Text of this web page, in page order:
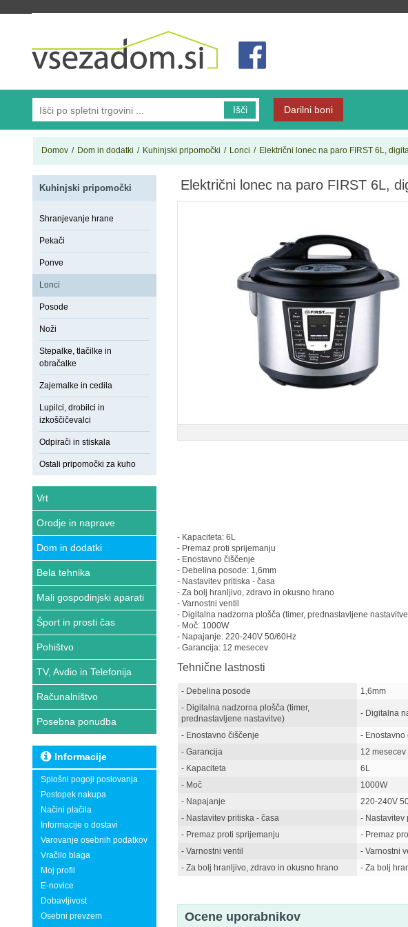
Išči Darilni boni
Domov / Dom in dodatki / Kuhinjski pripomočki / Lonci / Električni lonec na paro FIRST 6L,
Kuhinjski pripomočki
Shranjevanje hrane
Pekači
Ponve
Lonci
Posode
Noži
Stepalke, tlačilke in
obračalke
Zajemalke in cedila
Lupilci, drobilci in
izkoščičevalci
Odpirači in stiskala
Ostali pripomočki za kuho
Vrt
Orodje in naprave
Dom in dodatki
Bela tehnika
Mali gospodinjski aparati
Šport in prosti čas
Pohištvo
TV, Avdio in Telefonija
Računalništvo
Posebna ponudba
Informacije
Splošni pogoji poslovanja
Postopek nakupa
Načini plačila
Informacije o dostavi
Varovanje osebnih podatkov
Vračilo blaga
Moj profil
E-novice
Dobavljivost
Osebni prevzem
Električni lonec na paro FIRST 6L,
- Kapaciteta: 6L
- Premaz proti sprijemanju
- Enostavno čiščenje
- Debelina posode: 1,6mm
- Nastavitev pritiska - časa
- Za bolj hranljivo, zdravo in okusno hrano
- Varnostni ventil
- Digitalna nadzorna plošča (timer, prednastavljene
- Moč: 1000W
- Napajanje: 220-240V 50/60Hz
- Garancija: 12 mesecev
Tehnične lastnosti
- Debelina posode
1,6mm
- Digitalna nadzorna plošča (timer,
prednastavljene nastavitve)
- Digitalna
- Enostavno čiščenje
- Enostavno
- Garancija
12 mesecev
- Kapaciteta
6L
- Moč
1000W
- Napajanje
220-240V
- Nastavitev pritiska - časa
- Nastavitev
- Premaz proti sprijemanju
- Premaz
- Varnostni ventil
- Varnostni
- Za bolj hranljivo, zdravo in okusno hrano
- Za bolj
Ocene uporabnikov